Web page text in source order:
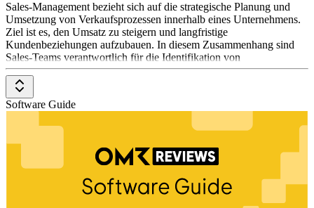
Sales-Management bezieht sich auf die strategische Planung und
Umsetzung von Verkaufsprozessen innerhalb eines Unternehmens.
Ziel ist es, den Umsatz zu steigern und langfristige
Kundenbeziehungen aufzubauen. In diesem Zusammenhang sind
Sales-Teams verantwortlich für die Identifikation von
Verkaufschancen, die Pflege von Kundenbeziehungen und die
Optimierung des gesamten Verkaufsprozesses.
Mit der zunehmenden Digitalisierung und der Verlagerung vieler
Software-Lösungen etabliert, die Unternehmen dabei unterstützen,
ihre Sales-Aktivitäten effizienter und erfolgreicher zu gestalten.
Diese reichen von umfassenden CRM-Systemen bis hin zu
spezialisierten Tools, die auf bestimmte Teilbereiche des Sales-
Managements fokussiert sind. Dabei lassen sich folgende Software-
Typen und Unterkategorien unterscheiden:
Software Guide